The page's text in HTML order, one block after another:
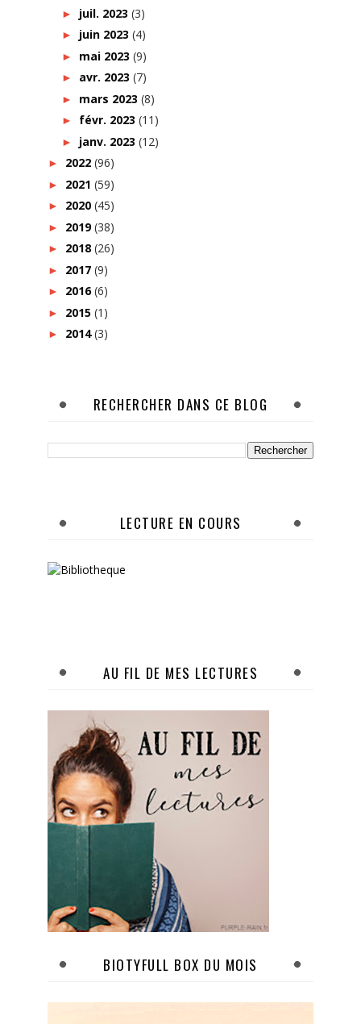
► juil. 2023 (3)
► juin 2023 (4)
► mai 2023 (9)
► avr. 2023 (7)
► mars 2023 (8)
► févr. 2023 (11)
► janv. 2023 (12)
► 2022 (96)
► 2021 (59)
► 2020 (45)
► 2019(38)
► 2018 (26)
► 2017 (9)
► 2016(6)
► 2015 (1)
► 2014(3)
RECHERCHER DANS CE BLOG
LECTURE EN COURS
AU FIL DE MES LECTURES
BIOTYFULL BOX DU MOIS